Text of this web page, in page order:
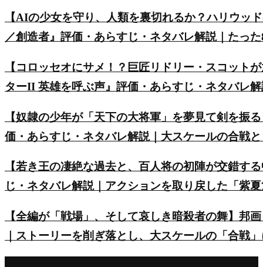
【AIの少女を守り、人類を裏切れるか？ハリウッ
／創造者』評価・あらすじ・ネタバレ解説｜たっ
【コロッセオにサメ！？巨匠リドリー・スコット
ターII 英雄を呼ぶ声』評価・あらすじ・ネタバレ
【奴隷の少年が「天下の大将軍」を夢見て剣を振
価・あらすじ・ネタバレ解説｜大スケールの合戦
【若き王の凄絶な過去と、百人将の初陣が交錯す
じ・ネタバレ解説｜アクションを取り戻した「紫
【全編が「戦場」、そして哀しき暗殺者の舞】邦
｜ストーリーを削ぎ落とし、大スケールの「合戦